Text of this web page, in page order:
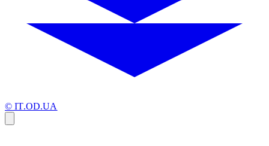
© IT.OD.UA